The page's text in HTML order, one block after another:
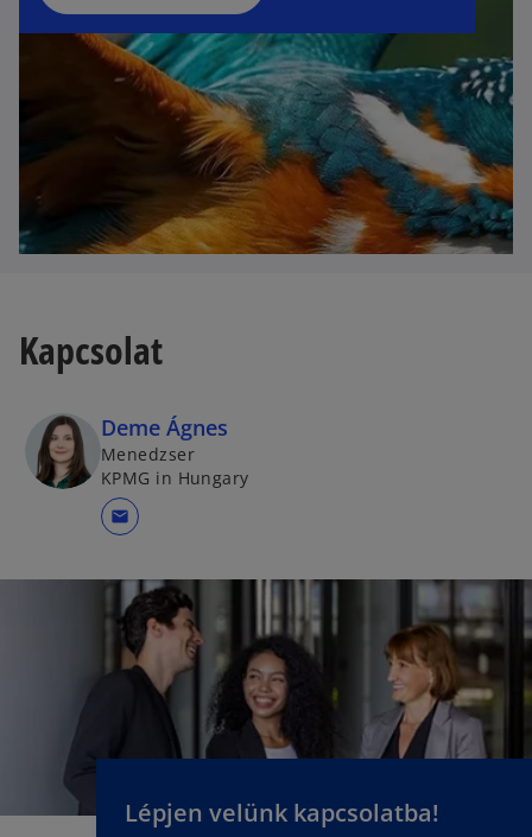
Kapcsolat
Deme Ágnes
Menedzser
KPMG in Hungary
mail
Lépjen velünk kapcsolatba!